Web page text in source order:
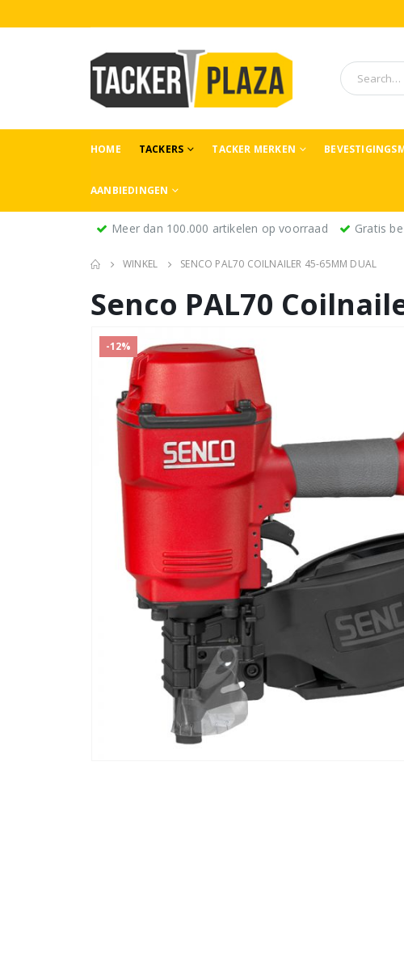
HOME TACKERS TACKER MERKEN
AANBIEDINGEN
Meer dan 100.000 artikelen op voorraad Gratis
WINKEL SENCO PAL70 COILNAILER 45-65MM DUAL
Senco PAL70
-12%